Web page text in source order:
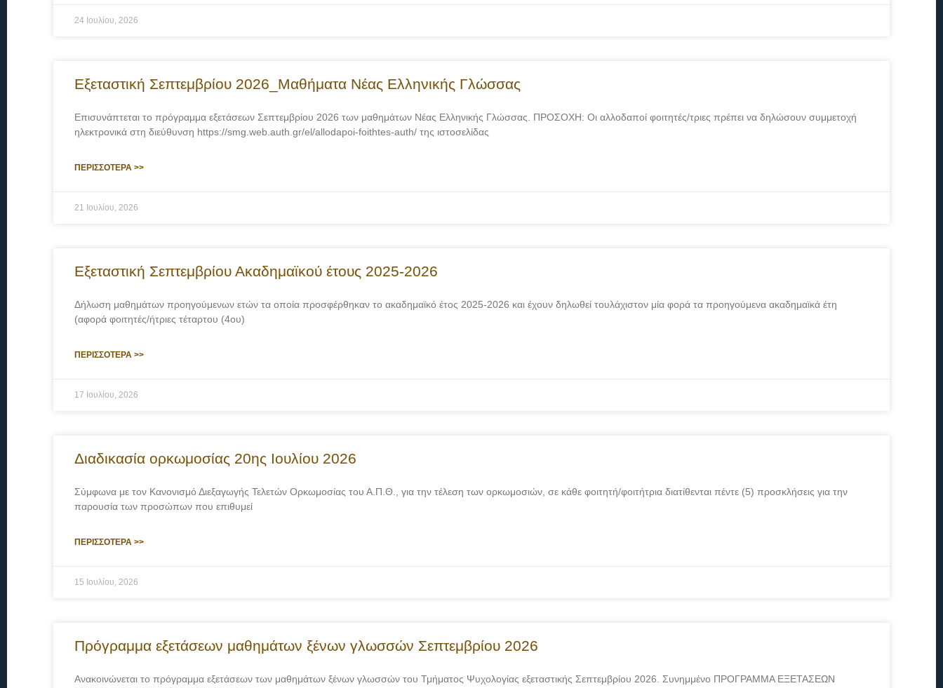
24 Ιουλίου, 2026
Εξεταστική Σεπτεμβρίου 2026_Μαθήματα Νέας Ελληνικής Γλώσσας
Επισυνάπτεται το πρόγραμμα εξετάσεων Σεπτεμβρίου 2026 των μαθημάτων Νέας Ελληνικής Γλώσσας. ΠΡΟΣΟΧΗ: Οι αλλοδαποί φοιτητές/τριες πρέπει να δηλώσουν συμμετοχή
ηλεκτρονικά στη διεύθυνση https://smg.web.auth.gr/el/allodapoi-foithtes-auth/ της ιστοσελίδας
ΠΕΡΙΣΣΟΤΕΡΑ >>
21 Ιουλίου, 2026
Εξεταστική Σεπτεμβρίου Ακαδημαϊκού έτους 2025-2026
Δήλωση μαθημάτων προηγούμενων ετών τα οποία προσφέρθηκαν το ακαδημαϊκό έτος 2025-2026 και έχουν δηλωθεί τουλάχιστον μία φορά τα προηγούμενα ακαδημαϊκά έτη
(αφορά φοιτητές/ήτριες τέταρτου (4ου)
ΠΕΡΙΣΣΟΤΕΡΑ >>
17 Ιουλίου, 2026
Διαδικασία ορκωμοσίας 20ης Ιουλίου 2026
Σύμφωνα με τον Κανονισμό Διεξαγωγής Τελετών Ορκωμοσίας του Α.Π.Θ., για την τέλεση των ορκωμοσιών, σε κάθε φοιτητή/φοιτήτρια διατίθενται πέντε (5) προσκλήσεις για την
παρουσία των προσώπων που επιθυμεί
ΠΕΡΙΣΣΟΤΕΡΑ >>
15 Ιουλίου, 2026
Πρόγραμμα εξετάσεων μαθημάτων ξένων γλωσσών Σεπτεμβρίου 2026
Ανακοινώνεται το πρόγραμμα εξετάσεων των μαθημάτων ξένων γλωσσών του Τμήματος Ψυχολογίας εξεταστικής Σεπτεμβρίου 2026. Συνημμένο ΠΡΟΓΡΑΜΜΑ ΕΞΕΤΑΣΕΩΝ